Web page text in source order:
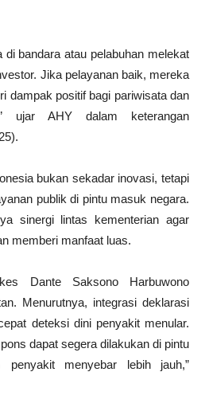
di bandara atau pelabuhan melekat
Jika pelayanan baik, mereka
dampak positif bagi pariwisata dan
ujar AHY dalam keterangan
bukan sekadar inovasi, tetapi
publik di pintu masuk negara.
sinergi lintas kementerian agar
memberi manfaat luas.
Dante Saksono Harbuwono
Menurutnya, integrasi deklarasi
deteksi dini penyakit menular.
dapat segera dilakukan di pintu
penyakit menyebar lebih jauh,”